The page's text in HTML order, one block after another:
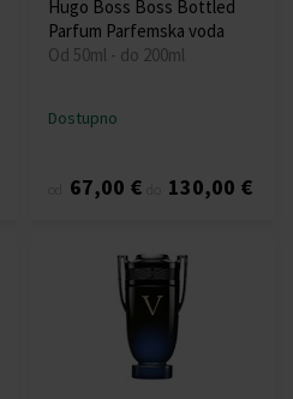
Hugo Boss Boss Bottled
Parfum Parfemska voda
Od 50ml - do 200ml
Dostupno
67,00 € 130,00 €